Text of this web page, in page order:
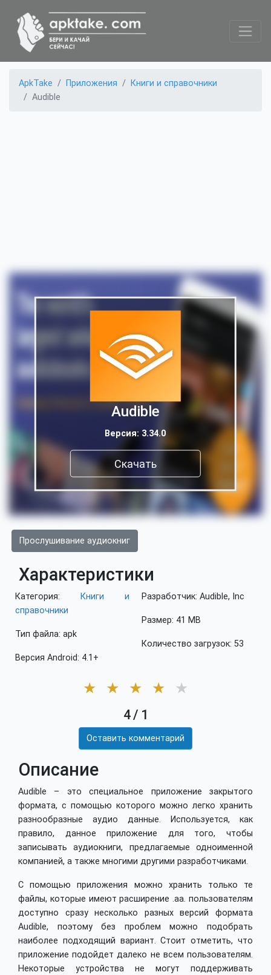
ApkTake Приложения
Книги и справочники
Audible
Audible
Версия: 3.34.0
Скачать
Прослушивание аудиокниг
Характеристики
Категория:
Книги и
справочники
Тип файла: apk
Версия Android: 4.1+
Разработчик: Audible, Inc
Размер: 41 MB
Количество загрузок: 53
★ ★ ★ ★ ★
4/ 1
Оставить комментарий
Описание
Audible – это специальное приложение закрытого
формата, с помощью которого можно легко хранить
разнообразные аудио данные. Используется, как
правило, данное приложение для того, чтобы
записывать аудиокниги, предлагаемые одноименной
компанией, а также многими другими разработчиками.
С помощью приложения можно хранить только те
файлы, которые имеют расширение .аа. пользователям
доступно сразу несколько разных версий формата
Audible, поэтому без проблем можно подобрать
наиболее подходящий вариант. Стоит отметить, что
приложение подойдет далеко не всем пользователям.
Некоторые устройства не могут поддерживать